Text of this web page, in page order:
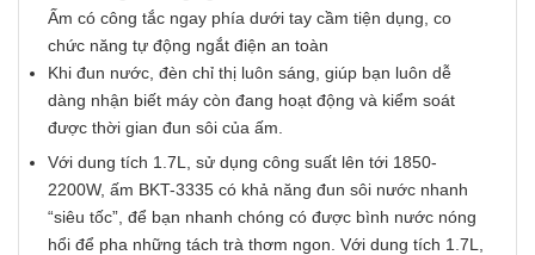
Ấm có công tắc ngay phía dưới tay cầm tiện dụng, co
chức năng tự động ngắt điện an toàn
Khi đun nước, đèn chỉ thị luôn sáng, giúp bạn luôn dễ
dàng nhận biết máy còn đang hoạt động và kiểm soát
được thời gian đun sôi của ấm.
Với dung tích 1.7L, sử dụng công suất lên tới 1850-
2200W, ấm BKT-3335 có khả năng đun sôi nước nhanh
“siêu tốc”, để bạn nhanh chóng có được bình nước nóng
hổi để pha những tách trà thơm ngon. Với dung tích 1.7L,